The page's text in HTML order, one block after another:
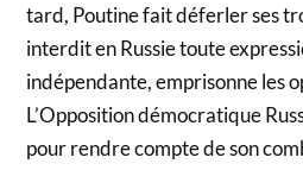
tard, Poutine fait déferler ses
interdit en Russie toute
indépendante, emprisonne les
L’Opposition démocratique
pour rendre compte de son